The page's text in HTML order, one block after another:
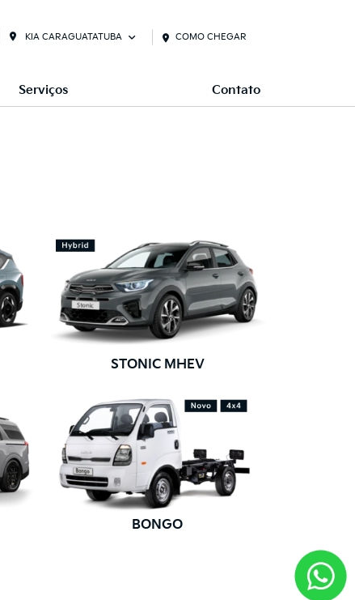
KIA CARAGUATATUBA COMO CHEGAR
Serviços Contato
STONIC MHEV
BONGO